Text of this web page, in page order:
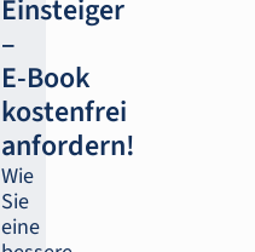
Einsteiger
–
E-‍Book
kostenfrei
anfordern!
Wie
Sie
eine